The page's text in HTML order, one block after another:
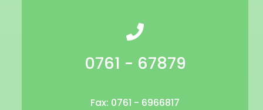
0761 - 67879
Fax: 0761 - 6966817